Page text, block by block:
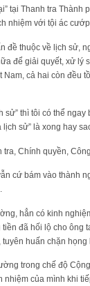
tại Thanh tra
nhiệm với tội ác
đề thuộc về lịch sử,
để giải quyết, xử
cả hai còn đều
sử” thì tôi có thể
lịch sử” là xong hay
Chính quyền,
cứ bám vào thành
hẳn có kinh
đã hối lộ cho ông
huấn chặn
trong chế độ
nhiệm của mình khi